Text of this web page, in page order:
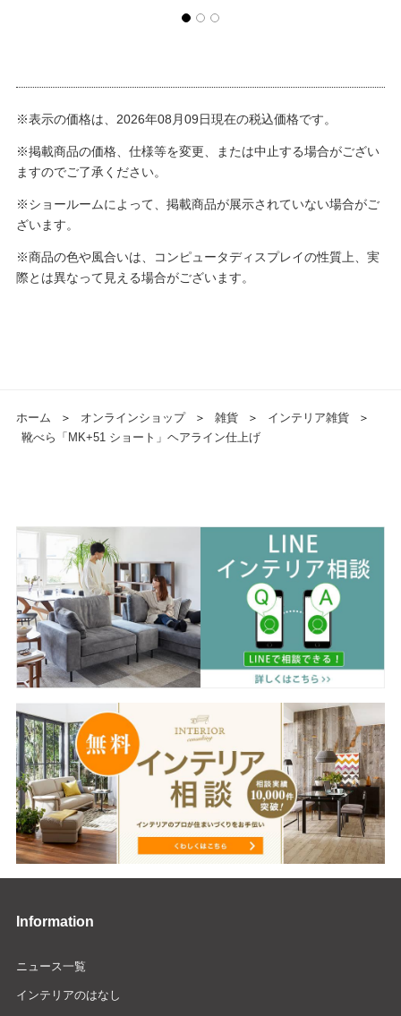
※表示の価格は、2026年08月09日現在の税込価格です。
※掲載商品の価格、仕様等を変更、または中止する場合がござい
ますのでご了承ください。
※ショールームによって、掲載商品が展示されていない場合がご
ざいます。
※商品の色や風合いは、コンピュータディスプレイの性質上、実
際とは異なって見える場合がございます。
ホーム ＞ オンラインショップ ＞ 雑貨 ＞ インテリア雑貨
＞
靴べら「MK+51 ショート」ヘアライン仕上げ
Information
ニュース一覧
インテリアのはなし